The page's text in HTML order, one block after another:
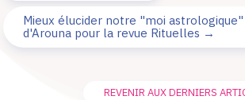
Mieux élucider notre "moi
d'Arouna pour la revue Rituelles →
REVENIR AUX DERNIERS